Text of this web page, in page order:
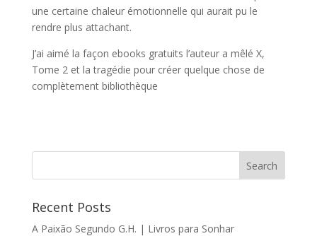
une certaine chaleur émotionnelle qui aurait pu le
rendre plus attachant.
J’ai aimé la façon ebooks gratuits l’auteur a mêlé X,
Tome 2 et la tragédie pour créer quelque chose de
complètement bibliothèque
Recent Posts
A Paixão Segundo G.H. | Livros para Sonhar